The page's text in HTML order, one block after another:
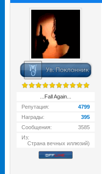
...Fall Again...
Репутация:
4799
Награды:
395
Сообщения:
3585
Из:
Страна вечных иллюзий)